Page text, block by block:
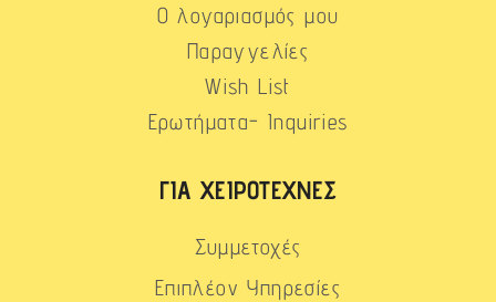
Ο λογαριασμός μου
Παραγγελίες
Wish List
Ερωτήματα- Inquiries
ΓΙΑ ΧΕΙΡΟΤΈΧΝΕΣ
Συμμετοχές
Επιπλέον Υπηρεσίες